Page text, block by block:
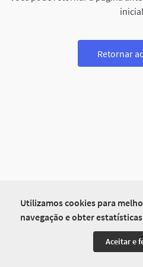
Utilizamos cookies para
navegação e obter
Aceitar e
Retornar